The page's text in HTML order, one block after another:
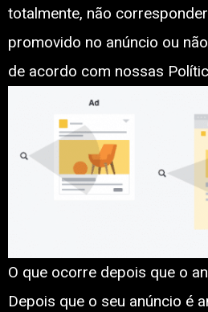
totalmente, não
promovido no anúncio ou
de acordo com nossas
O que ocorre depois que o
Depois que o seu anúncio é